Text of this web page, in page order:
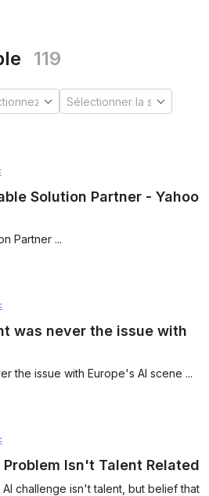
119
Solution Partner - Yahoo
Partner ...
was never the issue with
the issue with Europe's AI scene ...
Isn't Talent Related
challenge isn't talent, but belief that